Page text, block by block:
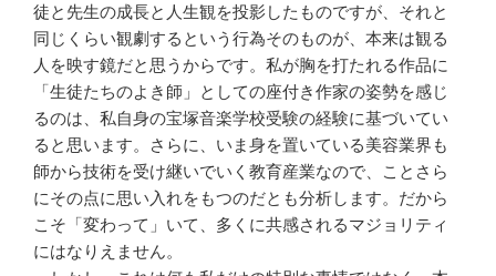
徒と先生の成長と人生観を投影したものですが、それと
同じくらい観劇するという行為そのものが、本来は観る
人を映す鏡だと思うからです。私が胸を打たれる作品に
「生徒たちのよき師」としての座付き作家の姿勢を感じ
るのは、私自身の宝塚音楽学校受験の経験に基づいてい
ると思います。さらに、いま身を置いている美容業界も
師から技術を受け継いでいく教育産業なので、ことさら
にその点に思い入れをもつのだとも分析します。だから
こそ「変わって」いて、多くに共感されるマジョリティ
にはなりえません。